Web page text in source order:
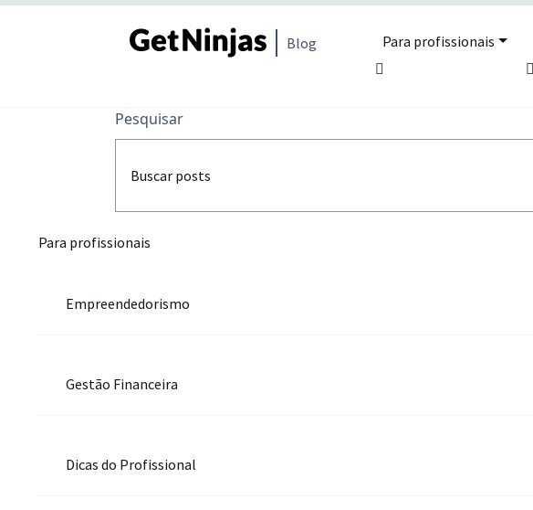
Blog Para profissionais
Pesquisar
Para profissionais
Empreendedorismo
Gestão Financeira
Dicas do Profissional